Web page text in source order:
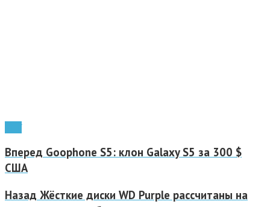
Вперед Goophone S5: клон Galaxy S5 за 300 $
США
Назад Жёсткие диски WD Purple рассчитаны на